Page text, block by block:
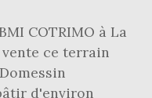
COTRIMO à La
ce terrain
d'environ